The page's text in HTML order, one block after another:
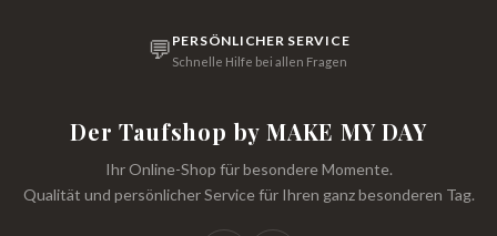
💬 PERSÖNLICHER SERVICE
Schnelle Hilfe bei allen Fragen
Der Taufshop by MAKE MY DAY
Ihr Online-Shop für besondere Momente.
Qualität und persönlicher Service für Ihren ganz besonderen Tag.